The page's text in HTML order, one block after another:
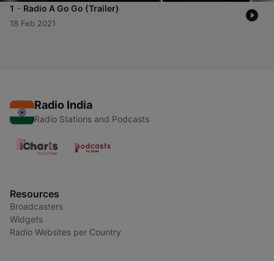
1 - Radio A Go Go (Trailer)
18 Feb 2021
Radio India
Radio Stations and Podcasts
Resources
Broadcasters
Widgets
Radio Websites per Country